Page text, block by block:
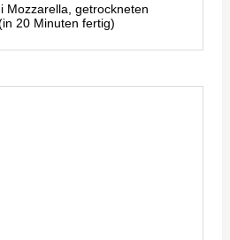
Mozzarella, getrockneten
20 Minuten fertig)